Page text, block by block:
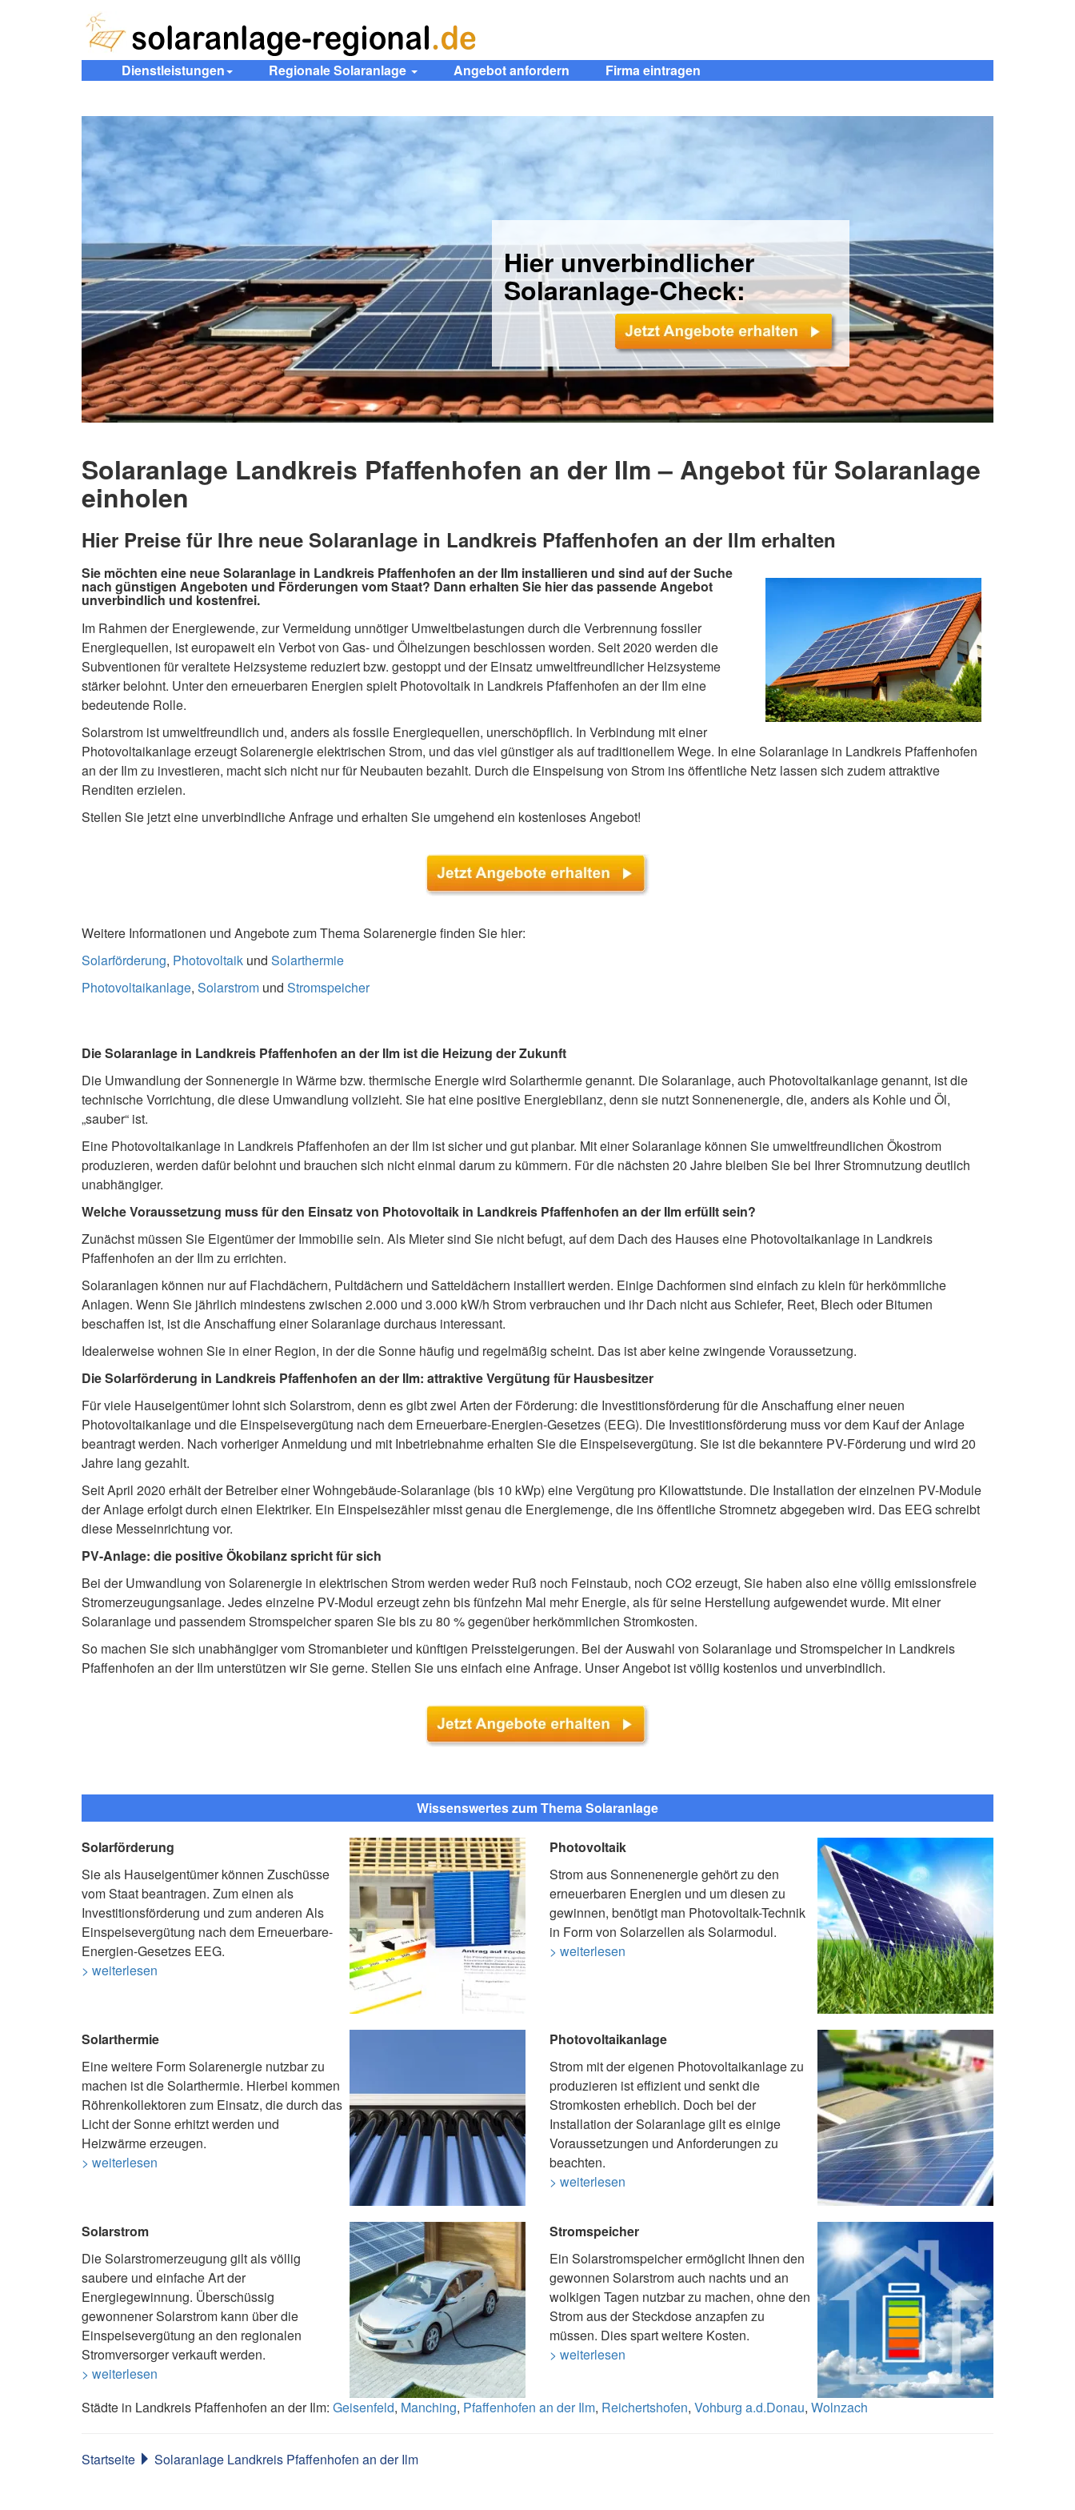
Dienstleistungen Regionale Solaranlage Angebot anfordern Firma eintragen
Hier unverbindlicher
Solaranlage-Check:
Solaranlage Landkreis Pfaffenhofen an der Ilm – Angebot für Solaranlage
einholen
Hier Preise für Ihre neue Solaranlage in Landkreis Pfaffenhofen an der Ilm erhalten
Sie möchten eine neue Solaranlage in Landkreis Pfaffenhofen an der Ilm installieren und sind auf der Suche
nach günstigen Angeboten und Förderungen vom Staat? Dann erhalten Sie hier das passende Angebot
unverbindlich und kostenfrei.
Im Rahmen der Energiewende, zur Vermeidung unnötiger Umweltbelastungen durch die Verbrennung fossiler
Energiequellen, ist europaweit ein Verbot von Gas- und Ölheizungen beschlossen worden. Seit 2020 werden die
Subventionen für veraltete Heizsysteme reduziert bzw. gestoppt und der Einsatz umweltfreundlicher Heizsysteme
stärker belohnt. Unter den erneuerbaren Energien spielt Photovoltaik in Landkreis Pfaffenhofen an der Ilm eine
bedeutende Rolle.
Solarstrom ist umweltfreundlich und, anders als fossile Energiequellen, unerschöpflich. In Verbindung mit einer
Photovoltaikanlage erzeugt Solarenergie elektrischen Strom, und das viel günstiger als auf traditionellem Wege. In eine Solaranlage in Landkreis Pfaffenhofen
an der Ilm zu investieren, macht sich nicht nur für Neubauten bezahlt. Durch die Einspeisung von Strom ins öffentliche Netz lassen sich zudem attraktive
Renditen erzielen.
Stellen Sie jetzt eine unverbindliche Anfrage und erhalten Sie umgehend ein kostenloses Angebot!
Weitere Informationen und Angebote zum Thema Solarenergie finden Sie hier:
Solarförderung, Photovoltaik und Solarthermie
Photovoltaikanlage, Solarstrom und Stromspeicher
Die Solaranlage in Landkreis Pfaffenhofen an der Ilm ist die Heizung der Zukunft
Die Umwandlung der Sonnenergie in Wärme bzw. thermische Energie wird Solarthermie genannt. Die Solaranlage, auch Photovoltaikanlage genannt, ist die
technische Vorrichtung, die diese Umwandlung vollzieht. Sie hat eine positive Energiebilanz, denn sie nutzt Sonnenenergie, die, anders als Kohle und Öl,
„sauber“ ist.
Eine Photovoltaikanlage in Landkreis Pfaffenhofen an der Ilm ist sicher und gut planbar. Mit einer Solaranlage können Sie umweltfreundlichen Ökostrom
produzieren, werden dafür belohnt und brauchen sich nicht einmal darum zu kümmern. Für die nächsten 20 Jahre bleiben Sie bei Ihrer Stromnutzung deutlich
unabhängiger.
Welche Voraussetzung muss für den Einsatz von Photovoltaik in Landkreis Pfaffenhofen an der Ilm erfüllt sein?
Zunächst müssen Sie Eigentümer der Immobilie sein. Als Mieter sind Sie nicht befugt, auf dem Dach des Hauses eine Photovoltaikanlage in Landkreis
Pfaffenhofen an der Ilm zu errichten.
Solaranlagen können nur auf Flachdächern, Pultdächern und Satteldächern installiert werden. Einige Dachformen sind einfach zu klein für herkömmliche
Anlagen. Wenn Sie jährlich mindestens zwischen 2.000 und 3.000 kW/h Strom verbrauchen und ihr Dach nicht aus Schiefer, Reet, Blech oder Bitumen
beschaffen ist, ist die Anschaffung einer Solaranlage durchaus interessant.
Idealerweise wohnen Sie in einer Region, in der die Sonne häufig und regelmäßig scheint. Das ist aber keine zwingende Voraussetzung.
Die Solarförderung in Landkreis Pfaffenhofen an der Ilm: attraktive Vergütung für Hausbesitzer
Für viele Hauseigentümer lohnt sich Solarstrom, denn es gibt zwei Arten der Förderung: die Investitionsförderung für die Anschaffung einer neuen
Photovoltaikanlage und die Einspeisevergütung nach dem Erneuerbare-Energien-Gesetzes (EEG). Die Investitionsförderung muss vor dem Kauf der Anlage
beantragt werden. Nach vorheriger Anmeldung und mit Inbetriebnahme erhalten Sie die Einspeisevergütung. Sie ist die bekanntere PV-Förderung und wird 20
Jahre lang gezahlt.
Seit April 2020 erhält der Betreiber einer Wohngebäude-Solaranlage (bis 10 kWp) eine Vergütung pro Kilowattstunde. Die Installation der einzelnen PV-Module
der Anlage erfolgt durch einen Elektriker. Ein Einspeisezähler misst genau die Energiemenge, die ins öffentliche Stromnetz abgegeben wird. Das EEG schreibt
diese Messeinrichtung vor.
PV-Anlage: die positive Ökobilanz spricht für sich
Bei der Umwandlung von Solarenergie in elektrischen Strom werden weder Ruß noch Feinstaub, noch CO2 erzeugt, Sie haben also eine völlig emissionsfreie
Stromerzeugungsanlage. Jedes einzelne PV-Modul erzeugt zehn bis fünfzehn Mal mehr Energie, als für seine Herstellung aufgewendet wurde. Mit einer
Solaranlage und passendem Stromspeicher sparen Sie bis zu 80 % gegenüber herkömmlichen Stromkosten.
So machen Sie sich unabhängiger vom Stromanbieter und künftigen Preissteigerungen. Bei der Auswahl von Solaranlage und Stromspeicher in Landkreis
Pfaffenhofen an der Ilm unterstützen wir Sie gerne. Stellen Sie uns einfach eine Anfrage. Unser Angebot ist völlig kostenlos und unverbindlich.
Wissenswertes zum Thema Solaranlage
Solarförderung
Sie als Hauseigentümer können Zuschüsse
vom Staat beantragen. Zum einen als
Investitionsförderung und zum anderen Als
Einspeisevergütung nach dem Erneuerbare-
Energien-Gesetzes EEG.
> weiterlesen
Photovoltaik
Strom aus Sonnenenergie gehört zu den
erneuerbaren Energien und um diesen zu
gewinnen, benötigt man Photovoltaik-Technik
in Form von Solarzellen als Solarmodul.
> weiterlesen
Solarthermie
Eine weitere Form Solarenergie nutzbar zu
machen ist die Solarthermie. Hierbei kommen
Röhrenkollektoren zum Einsatz, die durch das
Licht der Sonne erhitzt werden und
Heizwärme erzeugen.
> weiterlesen
Photovoltaikanlage
Strom mit der eigenen Photovoltaikanlage zu
produzieren ist effizient und senkt die
Stromkosten erheblich. Doch bei der
Installation der Solaranlage gilt es einige
Voraussetzungen und Anforderungen zu
beachten.
> weiterlesen
Solarstrom
Die Solarstromerzeugung gilt als völlig
saubere und einfache Art der
Energiegewinnung. Überschüssig
gewonnener Solarstrom kann über die
Einspeisevergütung an den regionalen
Stromversorger verkauft werden.
> weiterlesen
Stromspeicher
Ein Solarstromspeicher ermöglicht Ihnen den
gewonnen Solarstrom auch nachts und an
wolkigen Tagen nutzbar zu machen, ohne den
Strom aus der Steckdose anzapfen zu
müssen. Dies spart weitere Kosten.
> weiterlesen
Städte in Landkreis Pfaffenhofen an der Ilm: Geisenfeld, Manching, Pfaffenhofen an der Ilm, Reichertshofen, Vohburg a.d.Donau, Wolnzach
Startseite Solaranlage Landkreis Pfaffenhofen an der Ilm